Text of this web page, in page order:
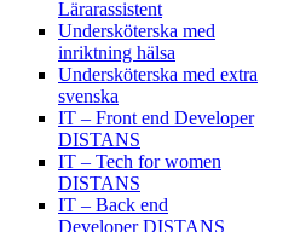
Lärarassistent
Undersköterska med
inriktning hälsa
Undersköterska med extra
svenska
IT – Front end Developer
DISTANS
IT – Tech for women
DISTANS
IT – Back end
Developer DISTANS